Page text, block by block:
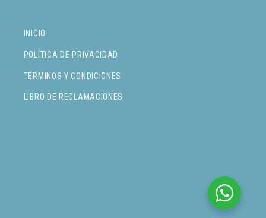
INICIO
POLÍTICA DE PRIVACIDAD
TÉRMINOS Y CONDICIONES
LIBRO DE RECLAMACIONES